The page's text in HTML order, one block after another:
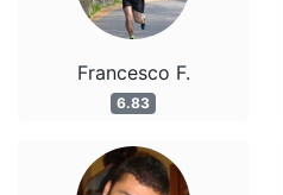
Francesco F.
6.83